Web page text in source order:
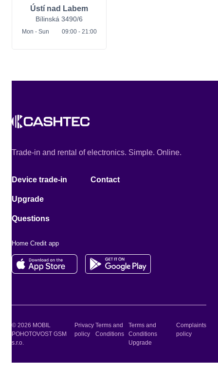
Ústí nad Labem
Bílinská 3490/6
Mon - Sun 09:00 - 21:00
Trade-in and rental of electronics. Simple. Online.
Device trade-in
Upgrade
Questions
Contact
Home Credit app
© 2026 MOBIL
POHOTOVOST GSM
s.r.o.
Privacy
policy
Terms and
Conditions
Terms and
Conditions
Upgrade
Complaints
policy